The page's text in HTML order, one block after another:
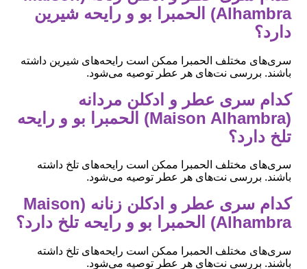
Alhambra) الحمبرا بو و رایحه شیرین
دارد؟
سری‌های مختلف الحمبرا ممکن است رایحه‌های شیرین داشته
باشند. بررسی نت‌های هر عطر توصیه می‌شود.
کدام سری عطر و ادکلن مردانه
(Maison Alhambra) الحمبرا بو و رایحه
تلخ دارد؟
سری‌های مختلف الحمبرا ممکن است رایحه‌های تلخ داشته
باشند. بررسی نت‌های هر عطر توصیه می‌شود.
کدام سری عطر و ادکلن زنانه (Maison
Alhambra) الحمبرا بو و رایحه تلخ دارد؟
سری‌های مختلف الحمبرا ممکن است رایحه‌های تلخ داشته
باشند. بررسی نت‌های هر عطر توصیه می‌شود.